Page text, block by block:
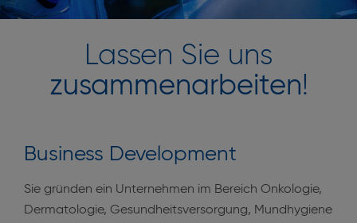
Lassen Sie uns
zusammenarbeiten!
Business Development
Sie gründen ein Unternehmen im Bereich Onkologie,
Dermatologie, Gesundheitsversorgung, Mundhygiene